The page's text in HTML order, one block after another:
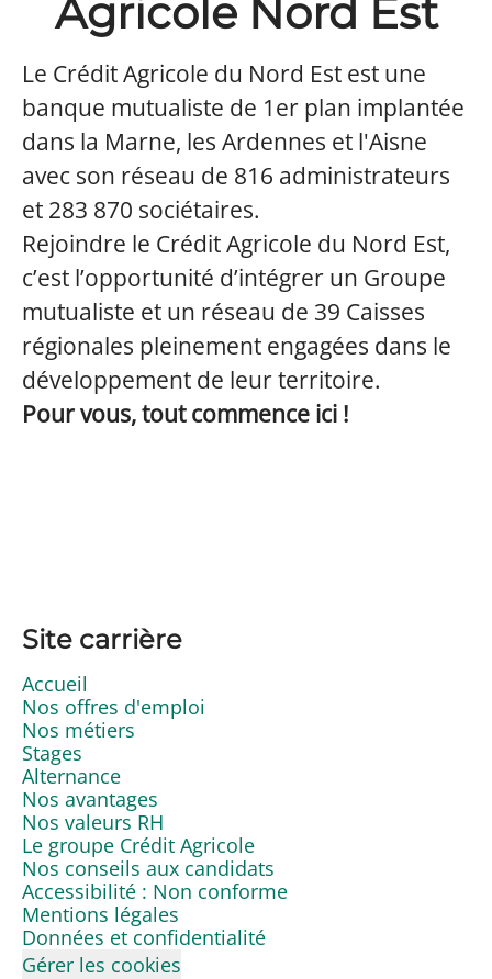
Agricole Nord Est
Le Crédit Agricole du Nord Est est une
banque mutualiste de 1er plan implantée
dans la Marne, les Ardennes et l'Aisne
avec son réseau de 816 administrateurs
et 283 870 sociétaires.
Rejoindre le Crédit Agricole du Nord Est,
c’est l’opportunité d’intégrer un Groupe
mutualiste et un réseau de 39 Caisses
régionales pleinement engagées dans le
développement de leur territoire.
Pour vous, tout commence ici !
Site carrière
Accueil
Nos offres d'emploi
Nos métiers
Stages
Alternance
Nos avantages
Nos valeurs RH
Le groupe Crédit Agricole
Nos conseils aux candidats
Accessibilité : Non conforme
Mentions légales
Données et confidentialité
Gérer les cookies